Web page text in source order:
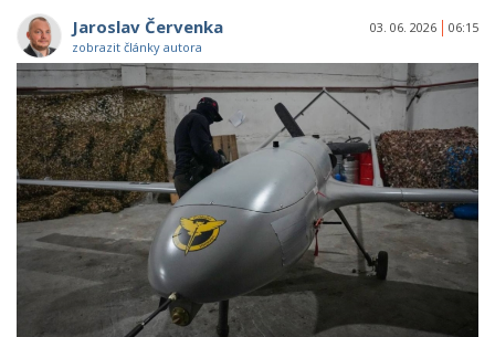
Jaroslav Červenka
zobrazit články autora
03. 06. 2026 06:15